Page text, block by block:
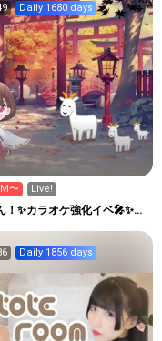
Daily 1680 days
〜 Live!
！✨カラオケ強化イベ🎤✨
Daily 1856 days